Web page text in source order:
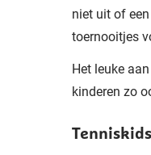
niet uit of
toernooitjes
Het leuke
kinderen zo